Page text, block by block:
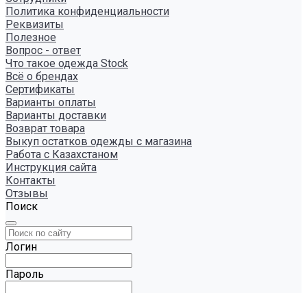
Политика конфиденциальности
Реквизиты
Полезное
Вопрос - ответ
Что такое одежда Stock
Всё о брендах
Сертификаты
Варианты оплаты
Варианты доставки
Возврат товара
Выкуп остатков одежды с магазина
Работа с Казахстаном
Инструкция сайта
Контакты
Отзывы
Поиск
Логин
Пароль